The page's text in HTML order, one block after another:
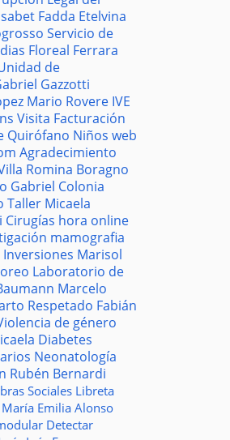
Fadda Etelvina
Servicio de
dias Floreal Ferrara
de
Gazzotti
Mario Rovere IVE
Visita Facturación
Quirófano Niños web
Agradecimiento
Romina Boragno
Gabriel Colonia
Taller Micaela
Cirugías hora online
mamografia
Inversiones Marisol
Laboratorio de
Marcelo
Respetado Fabián
de género
Diabetes
Neonatología
Rubén Bernardi
Sociales Libreta
María Emilia Alonso
Detectar